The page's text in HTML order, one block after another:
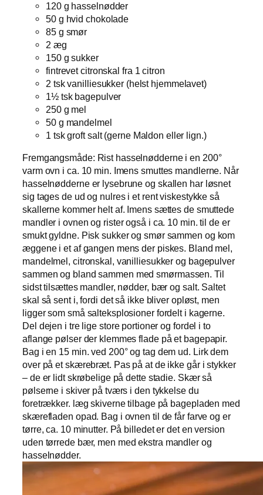
120 g hasselnødder
50 g hvid chokolade
85 g smør
2 æg
150 g sukker
fintrevet citronskal fra 1 citron
2 tsk vanilliesukker (helst hjemmelavet)
1½ tsk bagepulver
250 g mel
50 g mandelmel
1 tsk groft salt (gerne Maldon eller lign.)
Fremgangsmåde: Rist hasselnødderne i en 200°
varm ovn i ca. 10 min. Imens smuttes mandlerne. Når
hasselnødderne er lysebrune og skallen har løsnet
sig tages de ud og nulres i et rent viskestykke så
skallerne kommer helt af. Imens sættes de smuttede
mandler i ovnen og rister også i ca. 10 min. til de er
smukt gyldne. Pisk sukker og smør sammen og kom
æggene i et af gangen mens der piskes. Bland mel,
mandelmel, citronskal, vanilliesukker og bagepulver
sammen og bland sammen med smørmassen. Til
sidst tilsættes mandler, nødder, bær og salt. Saltet
skal så sent i, fordi det så ikke bliver opløst, men
ligger som små salteksplosioner fordelt i kagerne.
Del dejen i tre lige store portioner og fordel i to
aflange pølser der klemmes flade på et bagepapir.
Bag i en 15 min. ved 200° og tag dem ud. Lirk dem
over på et skærebræt. Pas på at de ikke går i stykker
– de er lidt skrøbelige på dette stadie. Skær så
pølserne i skiver på tværs i den tykkelse du
foretrækker. læg skiverne tilbage på bagepladen med
skærefladen opad. Bag i ovnen til de får farve og er
tørre, ca. 10 minutter. På billedet er det en version
uden tørrede bær, men med ekstra mandler og
hasselnødder.